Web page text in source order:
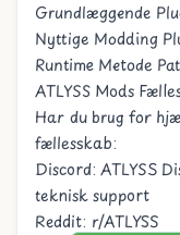
Grundlæggende
Nyttige Modding
Runtime Metode
ATLYSS Mods
Har du brug for
fællesskab:
Discord: ATLYSS
teknisk support
Reddit: r/ATLYSS